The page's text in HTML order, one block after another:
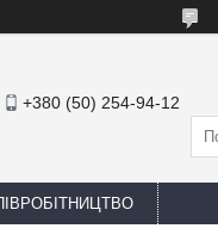
+380 (50) 254-94-12